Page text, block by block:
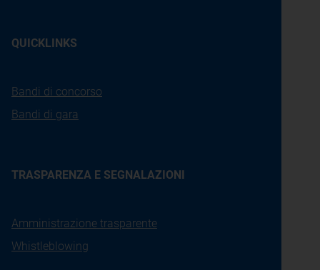
QUICKLINKS
Bandi di concorso
Bandi di gara
TRASPARENZA E SEGNALAZIONI
Amministrazione trasparente
Whistleblowing